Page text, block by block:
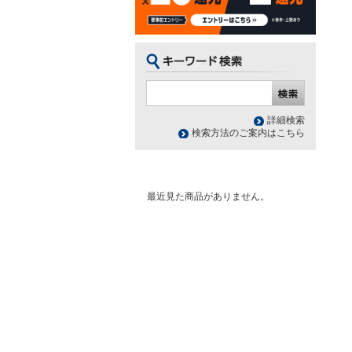
詳細検索
検索方法のご案内はこちら
最近見た商品がありません。